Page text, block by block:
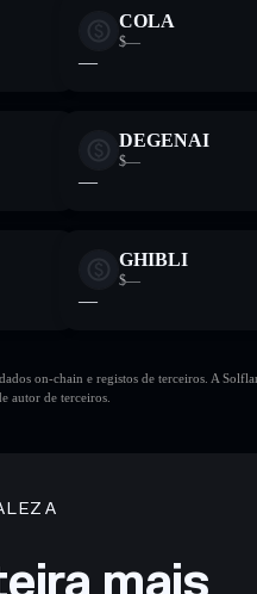
COLA
$—
—
DEGENAI
$—
—
GHIBLI
$—
—
on-chain e registos de terceiros. A
autor de terceiros.